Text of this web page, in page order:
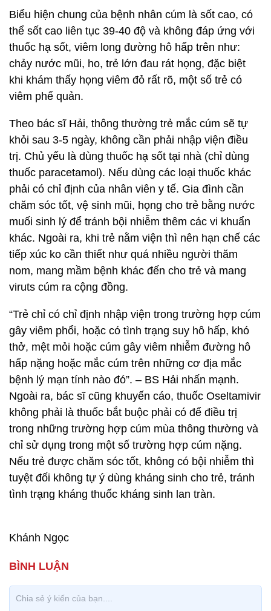
Biểu hiện chung của bệnh nhân cúm là sốt cao, có
thể sốt cao liên tục 39-40 độ và không đáp ứng với
thuốc hạ sốt, viêm long đường hô hấp trên như:
chảy nước mũi, ho, trẻ lớn đau rát họng, đặc biệt
khi khám thấy họng viêm đỏ rất rõ, một số trẻ có
viêm phế quản.
Theo bác sĩ Hải, thông thường trẻ mắc cúm sẽ tự
khỏi sau 3-5 ngày, không cần phải nhập viện điều
trị. Chủ yếu là dùng thuốc hạ sốt tại nhà (chỉ dùng
thuốc paracetamol). Nếu dùng các loại thuốc khác
phải có chỉ định của nhân viên y tế. Gia đình cần
chăm sóc tốt, vệ sinh mũi, họng cho trẻ bằng nước
muối sinh lý để tránh bội nhiễm thêm các vi khuẩn
khác. Ngoài ra, khi trẻ nằm viện thì nên hạn chế các
tiếp xúc ko cần thiết như quá nhiều người thăm
nom, mang mầm bệnh khác đến cho trẻ và mang
viruts cúm ra cộng đồng.
“Trẻ chỉ có chỉ định nhập viện trong trường hợp cúm
gây viêm phổi, hoặc có tình trạng suy hô hấp, khó
thở, mệt mỏi hoặc cúm gây viêm nhiễm đường hô
hấp nặng hoặc mắc cúm trên những cơ địa mắc
bệnh lý mạn tính nào đó”. – BS Hải nhấn mạnh.
Ngoài ra, bác sĩ cũng khuyến cáo, thuốc Oseltamivir
không phải là thuốc bắt buộc phải có để điều trị
trong những trường hợp cúm mùa thông thường và
chỉ sử dụng trong một số trường hợp cúm nặng.
Nếu trẻ được chăm sóc tốt, không có bội nhiễm thì
tuyệt đối không tự ý dùng kháng sinh cho trẻ, tránh
tình trạng kháng thuốc kháng sinh lan tràn.
Khánh Ngọc